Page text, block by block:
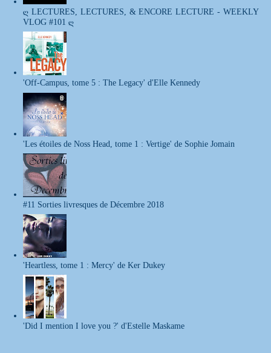
ღ LECTURES, LECTURES, & ENCORE LECTURE - WEEKLY
VLOG #101 ღ
'Off-Campus, tome 5 : The Legacy' d'Elle Kennedy
'Les étoiles de Noss Head, tome 1 : Vertige' de Sophie Jomain
#11 Sorties livresques de Décembre 2018
'Heartless, tome 1 : Mercy' de Ker Dukey
'Did I mention I love you ?' d'Estelle Maskame